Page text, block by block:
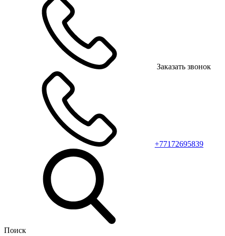
Заказать звонок
+77172695839
Поиск